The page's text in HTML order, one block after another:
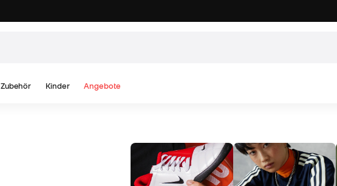
Zubehör Kinder Angebote